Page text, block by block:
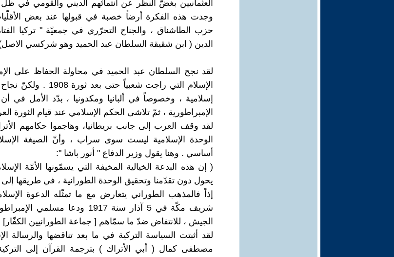
العثمانيين بغضّ النظر عن انتمائهم الديني والقومي في
وجدت هذه الفكرة أرضاً خصبة في قبولها عند بعض
حزب الطاشناق ، والجناح التحرّري في جمعيّة " تركيا
الدين ( ابن شقيقة السلطان عبد الحميد وهو شركسي
لقد نجح السلطان عبد الحميد في محاولة الحفاظ على
الإسلام التي راجت شعبياً
إسلامية ، وخصوصاً في ألبانيا ومكدونيا ، بدّد الأمل في
الإمبراطورية ، ثمّ تلاشى الحكم الإسلامي عند قيام الثورة
لقد وقف العرب إلى جانب بريطانيا، وهاجموا حكامهم
الوحدة الإسلامية ليست سوى سراب ، وأنّ الصيغة
أساسي . وهنا يقول وزير الدفاع " أنور باشا ":
( إن هذه البدعة الخيالية المخيفة التي يسمّونها الأمّة
يحول دون تقدّمنا وتحقيق الوحدة الطورانية ، في طريقها
إذاً فالمذهب الطوراني يتعارض مع ما تمثّله الدعوة
شريف مكّة في 5 آذار سنة 1917 ودعا
الجيش ، للانتفاض ضدّ ما سمّاهم [ جماعة الطورانيين الكفّار]
لقد أثبتت السياسة التركية في ما بعد تناقضها والرسالة
مصطفى كمال ( أبي الأتراك ) بترجمة القرآن إلى